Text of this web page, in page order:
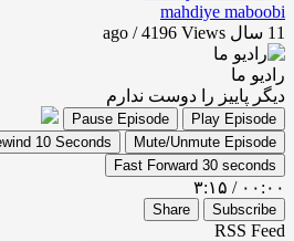
mahdiye maboobi
11 سال ago / 4196
Views
رادیو ما
دیگر پاییز را دوست ندارم
Play Episode
Pause Episode
Mute/Unmute Episode
10 Seconds
Fast Forward 30 seconds
۰۰:۰۰ / ۳:۱۵
Subscribe
Share
RSS Feed